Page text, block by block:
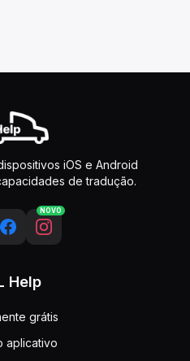
iOS e Android
de tradução.
NOVO
Help
grátis
aplicativo